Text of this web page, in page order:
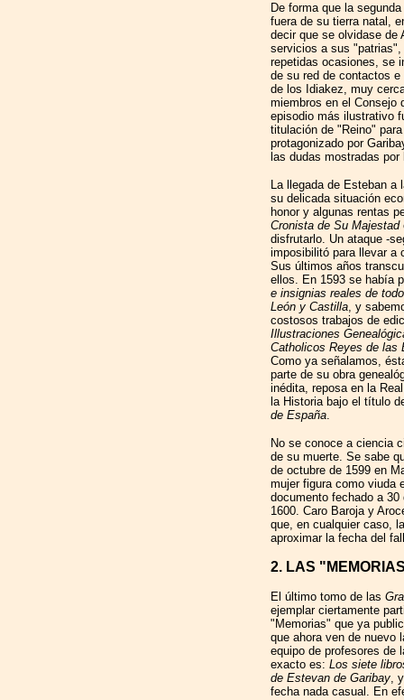
De forma que la
fuera de su tierra natal,
decir que se olvidase de
servicios a sus
repetidas ocasiones, se
de su red de contactos
de los Idiakez, muy
miembros en el Consejo
episodio más ilustrativo
titulación de "Reino"
protagonizado por
las dudas mostradas
La llegada de Esteban a
su delicada situación
honor y algunas rentas
Cronista de Su Majestad
disfrutarlo. Un ataque -
imposibilitó para llevar a
Sus últimos años
ellos. En 1593 se había
e insignias reales de
León y Castilla, y
costosos trabajos de
Illustraciones
Catholicos Reyes de las
Como ya señalamos,
parte de su obra
inédita, reposa en la
la Historia bajo el título
de España.
No se conoce a ciencia
de su muerte. Se sabe
de octubre de 1599 en
mujer figura como viuda
documento fechado a 30
1600. Caro Baroja y
que, en cualquier caso,
aproximar la fecha del
2. LAS
El último tomo de las
ejemplar ciertamente
"Memorias" que ya
que ahora ven de nuevo
equipo de profesores de
exacto es: Los siete
de Estevan de Garibay,
fecha nada casual. En